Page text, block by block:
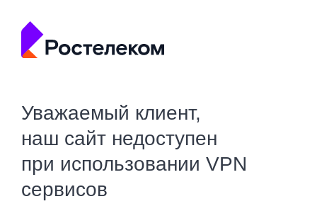
Уважаемый клиент,
наш сайт недоступен
при использовании VPN
сервисов